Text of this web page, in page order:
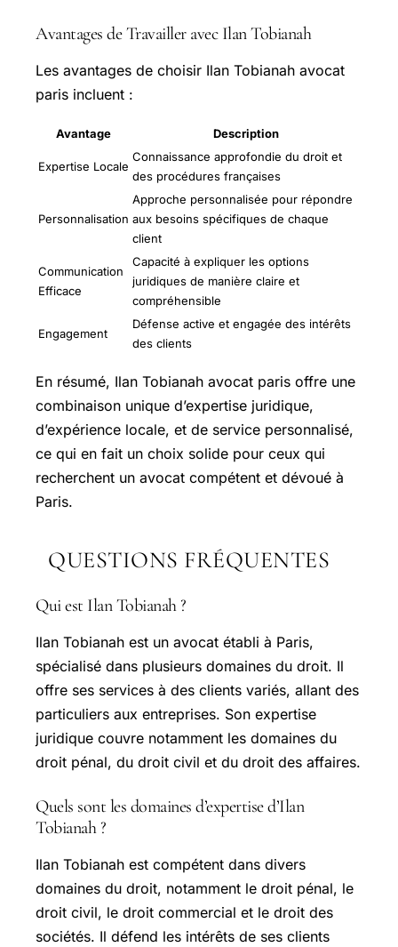
Avantages de Travailler avec Ilan Tobianah
Les avantages de choisir Ilan Tobianah avocat
paris incluent :
Avantage Description
Expertise Locale
Connaissance approfondie du droit et
des procédures françaises
Personnalisation
Approche personnalisée pour répondre
aux besoins spécifiques de chaque
client
Communication
Efficace
Capacité à expliquer les options
juridiques de manière claire et
compréhensible
Engagement
Défense active et engagée des intérêts
des clients
En résumé, Ilan Tobianah avocat paris offre une
combinaison unique d’expertise juridique,
d’expérience locale, et de service personnalisé,
ce qui en fait un choix solide pour ceux qui
recherchent un avocat compétent et dévoué à
Paris.
QUESTIONS FRÉQUENTES
Qui est Ilan Tobianah ?
Ilan Tobianah est un avocat établi à Paris,
spécialisé dans plusieurs domaines du droit. Il
offre ses services à des clients variés, allant des
particuliers aux entreprises. Son expertise
juridique couvre notamment les domaines du
droit pénal, du droit civil et du droit des affaires.
Quels sont les domaines d’expertise d’Ilan
Tobianah ?
Ilan Tobianah est compétent dans divers
domaines du droit, notamment le droit pénal, le
droit civil, le droit commercial et le droit des
sociétés. Il défend les intérêts de ses clients